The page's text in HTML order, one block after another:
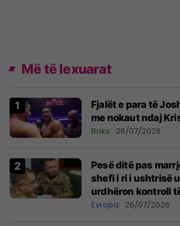
Më të lexuarat
Fjalët e para të
me nokaut ndaj
Boks 26/07/2026
Pesë ditë pas
shefi i ri i ushtrisë
urdhëron kontroll
Evropa 26/07/2026